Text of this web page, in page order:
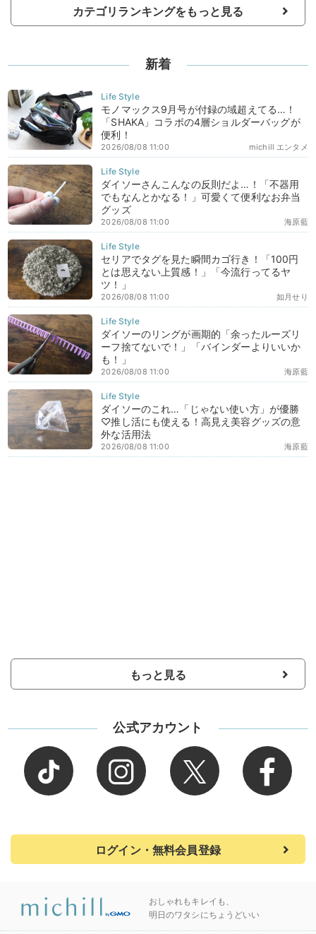
カテゴリランキングをもっと見る
新着
モノマックス9月号が付録の域超えてる…！
「SHAKA」コラボの4層ショルダーバッグが
便利！
michill エンタメ
2026/08/08 11:00
ダイソーさんこんなの反則だよ…！「不器用
でもなんとかなる！」可愛くて便利なお弁当
グッズ
海原藍
2026/08/08 11:00
セリアでタグを見た瞬間カゴ行き！「100円
とは思えない上質感！」「今流行ってるヤ
ツ！」
如月せり
2026/08/08 11:00
ダイソーのリングが画期的「余ったルーズリ
ーフ捨てないで！」「バインダーよりいいか
も！」
海原藍
2026/08/08 11:00
ダイソーのこれ…「じゃない使い方」が優勝
♡推し活にも使える！高見え美容グッズの意
外な活用法
海原藍
2026/08/08 11:00
もっと見る
公式アカウント
ログイン・無料会員登録
おしゃれもキレイも、
明日のワタシにちょうどいい